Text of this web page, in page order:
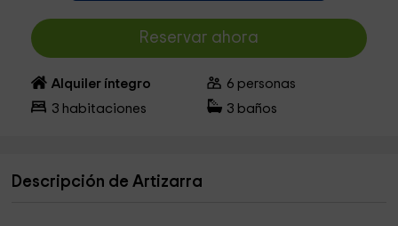
Reservar ahora
Alquiler íntegro 6 personas
3 habitaciones 3 baños
Descripción de Artizarra